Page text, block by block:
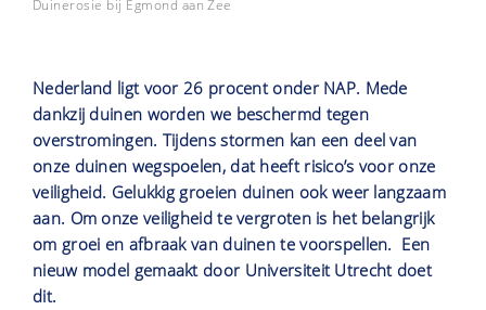
Duinerosie bij Egmond aan Zee
Nederland ligt voor 26 procent onder NAP. Mede
dankzij duinen worden we beschermd tegen
overstromingen. Tijdens stormen kan een deel van
onze duinen wegspoelen, dat heeft risico’s voor onze
veiligheid. Gelukkig groeien duinen ook weer langzaam
aan. Om onze veiligheid te vergroten is het belangrijk
om groei en afbraak van duinen te voorspellen. Een
nieuw model gemaakt door Universiteit Utrecht doet
dit.